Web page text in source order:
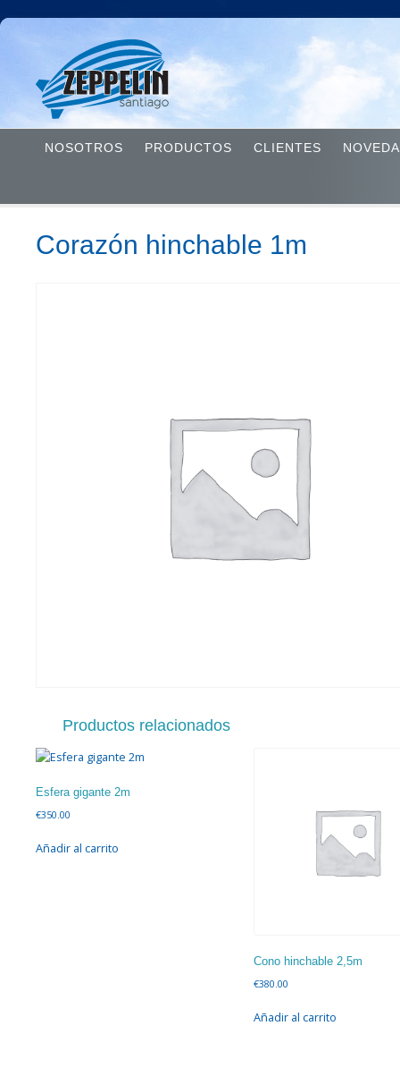
NOSOTROS PRODUCTOS CLIENTES
Corazón hinchable 1m
Productos relacionados
Esfera gigante 2m
€350.00
Añadir al carrito
Cono hinchable 2,5m
€380.00
Añadir al carrito